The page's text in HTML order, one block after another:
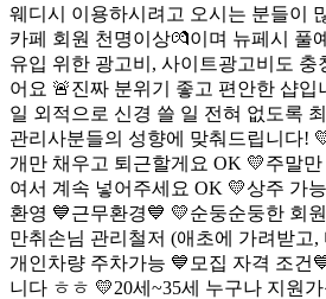
웨디시 이용하시려고 오시는 분들이
카페 회원 천명이상💏이며 뉴페시 풀
유입 위한 광고비, 사이트광고비도 충
어요 🚨진짜 분위기 좋고 편안한 샵입
일 외적으로 신경 쓸 일 전혀 없도록
관리사분들의 성향에 맞춰드립니다!
개만 채우고 퇴근할게요 OK 💛주말
여서 계속 넣어주세요 OK 💛상주 가
환영 💙근무환경💙 💛순둥순둥한 회
만취손님 관리철저 (애초에 가려받고,
개인차량 주차가능 💙모집 자격 조건
니다 ㅎㅎ 💛20세~35세 누구나 지원